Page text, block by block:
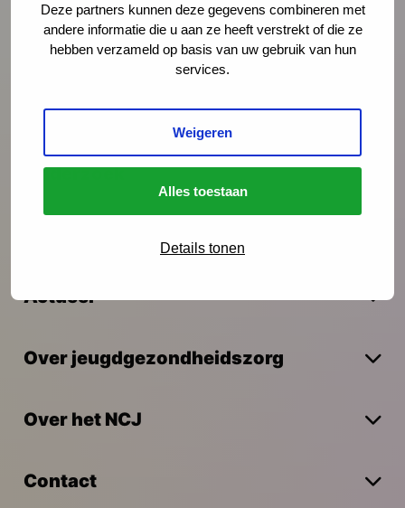
Deze partners kunnen deze gegevens combineren met
andere informatie die u aan ze heeft verstrekt of die ze
hebben verzameld op basis van uw gebruik van hun
services.
Weigeren
Alles toestaan
Details tonen
Preventie
Interventies
Onderzoek
Actueel
Over jeugdgezondheidszorg
Over het NCJ
Contact